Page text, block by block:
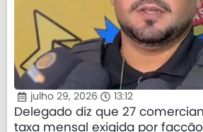
julho 29, 2026 13:12
Delegado diz que 27
taxa mensal exigida por